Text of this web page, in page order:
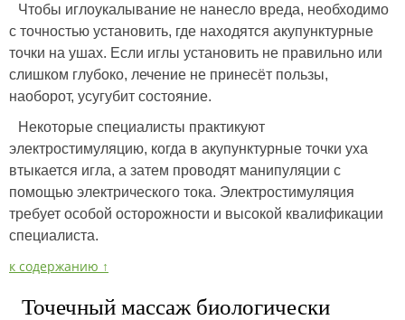
Чтобы иглоукалывание не нанесло вреда, необходимо
с точностью установить, где находятся акупунктурные
точки на ушах. Если иглы установить не правильно или
слишком глубоко, лечение не принесёт пользы,
наоборот, усугубит состояние.
Некоторые специалисты практикуют
электростимуляцию, когда в акупунктурные точки уха
втыкается игла, а затем проводят манипуляции с
помощью электрического тока. Электростимуляция
требует особой осторожности и высокой квалификации
специалиста.
к содержанию ↑
Точечный массаж биологически